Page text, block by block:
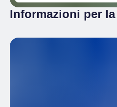
Informazioni per